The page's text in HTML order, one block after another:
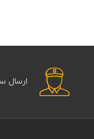
ارسال